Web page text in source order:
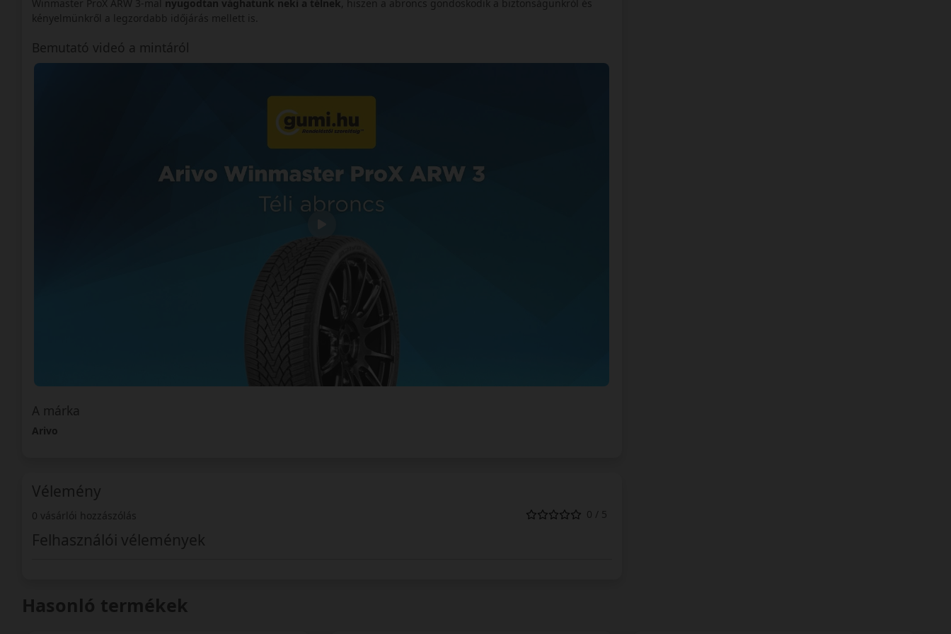
Winmaster ProX ARW 3-mal nyugodtan vághatunk neki a télnek, hiszen a abroncs gondoskodik a biztonságunkról és
kényelmünkről a legzordabb időjárás mellett is.
Bemutató videó a mintáról
A márka
Arivo
Vélemény
0 vásárlói hozzászólás 0 / 5
Felhasználói vélemények
Hasonló termékek